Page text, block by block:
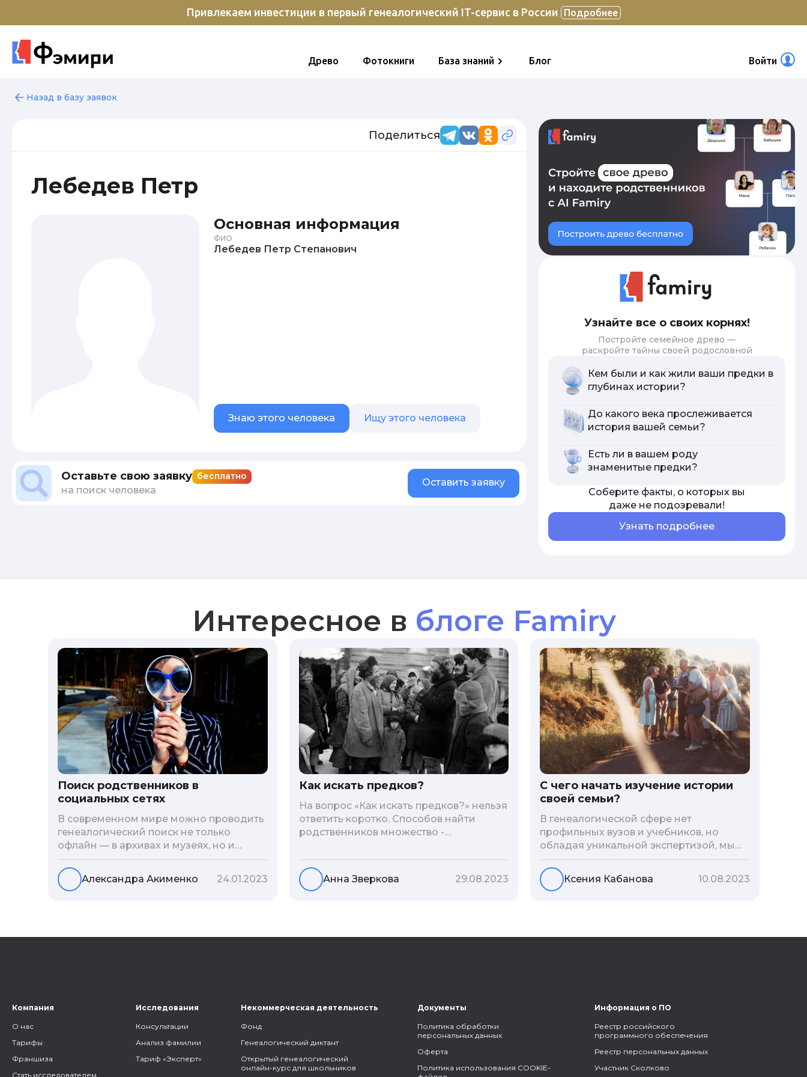
Привлекаем инвестиции в первый генеалогический IT-сервис в России Подробнее
Древо Фотокниги База знаний Блог Войти
Назад в базу заявок
Поделиться
Лебедев Петр
Основная информация
ФИО
Лебедев Петр Степанович
Знаю этого человека Ищу этого человека
Оставьте свою заявку бесплатно
на поиск человека
Оставить заявку
Узнайте все о своих корнях!
Постройте семейное древо —
раскройте тайны своей родословной
Кем были и как жили ваши предки в
глубинах истории?
До какого века прослеживается
история вашей семьи?
Есть ли в вашем роду
знаменитые предки?
Соберите факты, о которых вы
даже не подозревали!
Узнать подробнее
Интересное в блоге Famiry
Поиск родственников в
социальных сетях
В современном мире можно проводить
генеалогический поиск не только
офлайн — в архивах и музеях, но и
воспользоваться интернетом. Сегодня
мы расскажем вам как и в каких
социальных сетях можно провести
то, как грамотно построить с ними
Александра Акименко 24.01.2023
Как искать предков?
На вопрос «Как искать предков?» нельзя
ответить коротко. Способов найти
родственников множество -
социальные сети, ДНК-тесты, онлайн-
базы. Именно поэтому мы сделали для
вас подборку лучших статей блога
Анна Зверкова 29.08.2023
С чего начать изучение истории
своей семьи?
В генеалогической сфере нет
профильных вузов и учебников, но
обладая уникальной экспертизой, мы
разработали авторскую методологию
проведения архивно-генеалогических
исследований, ее мы закладываем и
Ксения Кабанова 10.08.2023
Компания
О нас
Тарифы
Франшиза
Стать исследователем
Исследования
Консультации
Анализ фамилии
Тариф «Эксперт»
Некоммерческая деятельность
Фонд
Генеалогический диктант
Открытый генеалогический
онлайн-курс для школьников
Документы
Политика обработки
персональных данных
Оферта
Политика использования COOKIE-
Информация о ПО
Реестр российского
программного обеспечения
Реестр персональных данных
Участник Сколково